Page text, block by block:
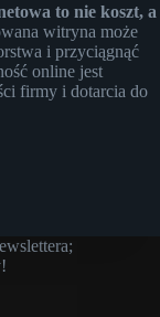
to nie koszt, a
witryna może
i przyciągnąć
online jest
firmy i dotarcia do